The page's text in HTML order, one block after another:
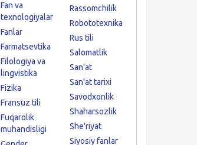
Fan va
texnologiyalar
Fanlar
Farmatsevtika
Filologiya va
lingvistika
Fizika
Fransuz tili
Fuqarolik
muhandisligi
Rassomchilik
Robototexnika
Rus tili
Salomatlik
San'at
San'at tarixi
Savodxonlik
Shaharsozlik
She'riyat
Siyosiy fanlar